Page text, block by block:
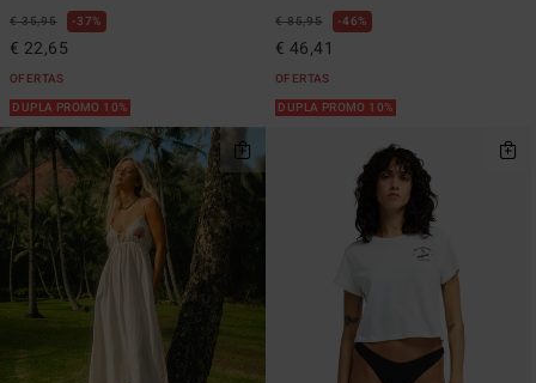
€ 35,95 37%
€ 22,65
OFERTAS
DUPLA PROMO 10%
€ 85,95 46%
€ 46,41
OFERTAS
DUPLA PROMO 10%